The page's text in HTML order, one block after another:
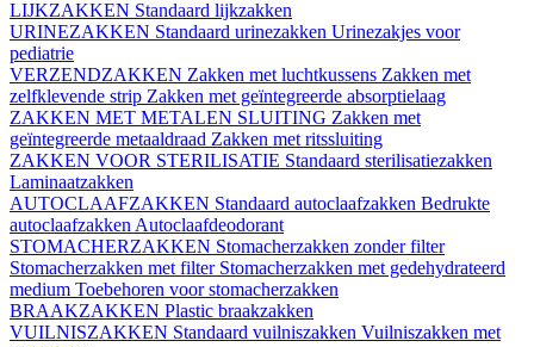
LIJKZAKKEN Standaard lijkzakken
URINEZAKKEN Standaard urinezakken Urinezakjes voor
pediatrie
VERZENDZAKKEN Zakken met luchtkussens Zakken met
zelfklevende strip Zakken met geïntegreerde absorptielaag
ZAKKEN MET METALEN SLUITING Zakken met
geïntegreerde metaaldraad Zakken met ritssluiting
ZAKKEN VOOR STERILISATIE Standaard sterilisatiezakken
Laminaatzakken
AUTOCLAAFZAKKEN Standaard autoclaafzakken Bedrukte
autoclaafzakken Autoclaafdeodorant
STOMACHERZAKKEN Stomacherzakken zonder filter
Stomacherzakken met filter Stomacherzakken met gedehydrateerd
medium Toebehoren voor stomacherzakken
BRAAKZAKKEN Plastic braakzakken
VUILNISZAKKEN Standaard vuilniszakken Vuilniszakken met